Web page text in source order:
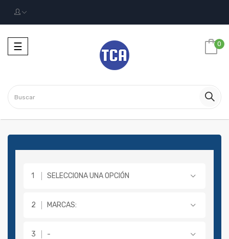
Navegación
Toggle
☰ 0
SELECCIONA UNA OPCIÓN
MARCAS:
-